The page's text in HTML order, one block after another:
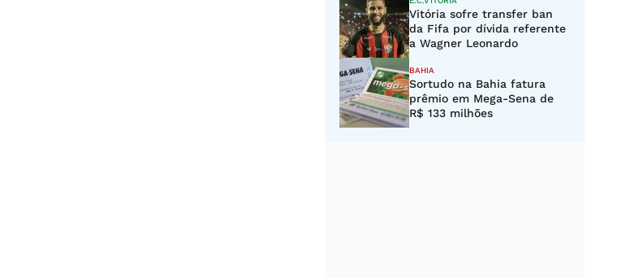
Vitória sofre transfer ban
da Fifa por dívida referente
a Wagner Leonardo
BAHIA
Sortudo na Bahia fatura
prêmio em Mega-Sena de
R$ 133 milhões